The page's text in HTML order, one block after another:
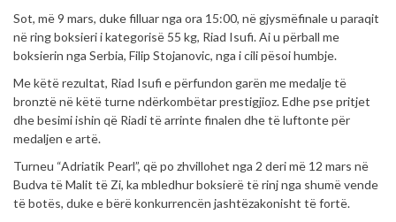
Sot, më 9 mars, duke filluar nga ora 15:00, në gjysmëfinale u paraqit
në ring boksieri i kategorisë 55 kg, Riad Isufi. Ai u përball me
boksierin nga Serbia, Filip Stojanovic, nga i cili pësoi humbje.
Me këtë rezultat, Riad Isufi e përfundon garën me medalje të
bronztë në këtë turne ndërkombëtar prestigjioz. Edhe pse pritjet
dhe besimi ishin që Riadi të arrinte finalen dhe të luftonte për
medaljen e artë.
Turneu “Adriatik Pearl”, që po zhvillohet nga 2 deri më 12 mars në
Budva të Malit të Zi, ka mbledhur boksierë të rinj nga shumë vende
të botës, duke e bërë konkurrencën jashtëzakonisht të fortë.